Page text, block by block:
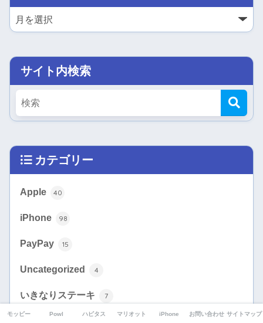
サイト内検索
カテゴリー
Apple 40
iPhone 98
PayPay 15
Uncategorized 4
いきなりステーキ 7
クレジットカード
モッピー Powl ハピタス マリオット iPhone お問い合わせ サイトマップ